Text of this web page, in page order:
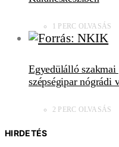
1 PERC OLVASÁS
Egyedülálló
szépségipar nógrádi
2 PERC OLVASÁS
HIRDETÉS